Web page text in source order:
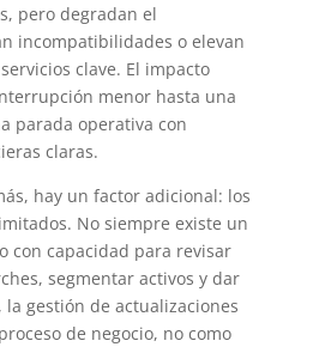
pero degradan el
incompatibilidades o elevan
clave. El impacto
menor hasta una
parada operativa con
claras.
hay un factor adicional: los
No siempre existe un
con capacidad para revisar
segmentar activos y dar
la gestión de actualizaciones
de negocio, no como